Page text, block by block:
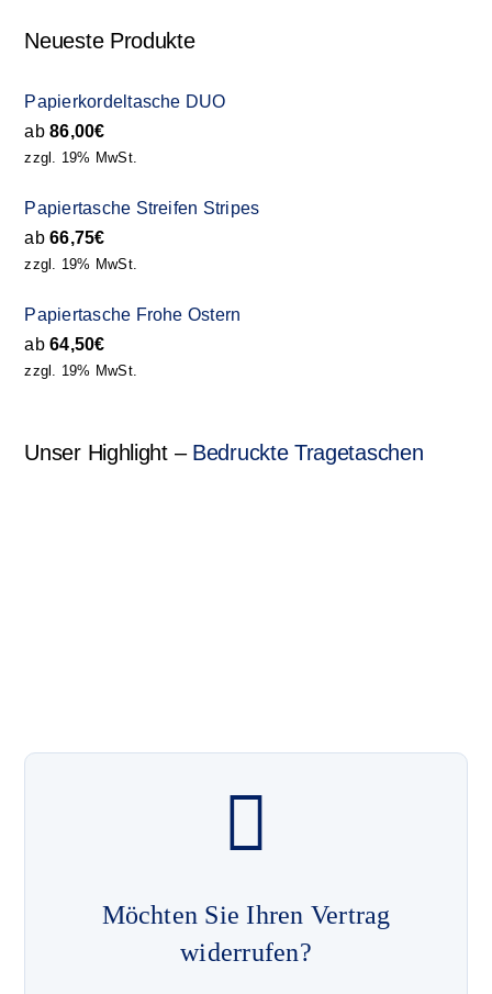
Neueste Produkte
Papierkordeltasche DUO
ab86,00€
zzgl. 19% MwSt.
Papiertasche Streifen Stripes
ab66,75€
zzgl. 19% MwSt.
Papiertasche Frohe Ostern
ab64,50€
zzgl. 19% MwSt.
Unser Highlight – Bedruckte Tragetaschen
Möchten Sie Ihren Vertrag
widerrufen?